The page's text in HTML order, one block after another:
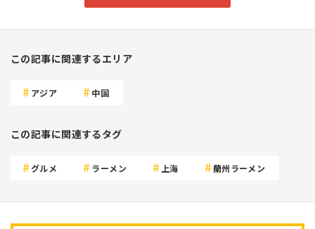
この記事に関連するエリア
アジア 中国
この記事に関連するタグ
グルメ ラーメン 上海 蘭州ラーメン